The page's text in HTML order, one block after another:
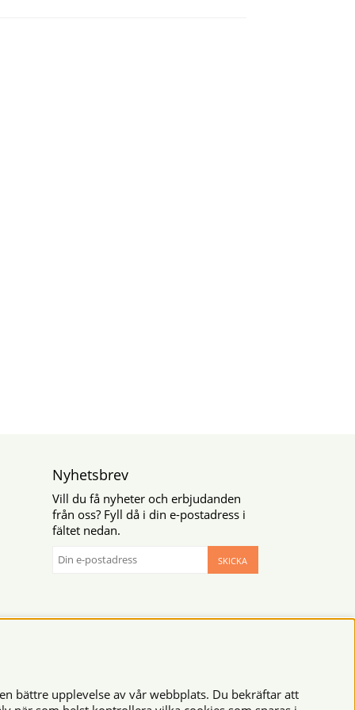
Nyhetsbrev
Vill du få nyheter och erbjudanden
från oss? Fyll då i din e-postadress i
fältet nedan.
SKICKA
bättre upplevelse av vår webbplats. Du bekräftar att